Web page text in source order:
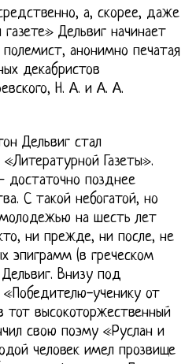
а, скорее, даже
Дельвиг начинает
анонимно печатая
декабристов
Н. А. и А. А.
Дельвиг стал
Газеты».
достаточно позднее
С такой небогатой, но
на шесть лет
ни прежде, ни после, не
эпиграмм (в греческом
Внизу под
ученику от
тот высокоторжественный
свою поэму «Руслан и
человек имел прозвище